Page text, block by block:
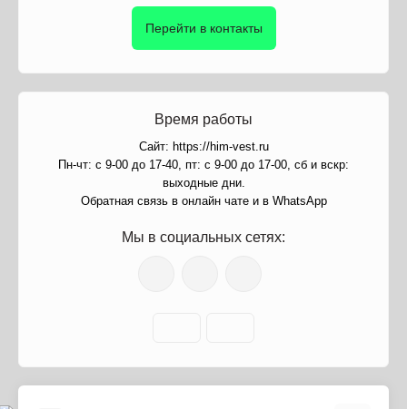
Перейти в контакты
Время работы
Сайт: https://him-vest.ru
Пн-чт: с 9-00 до 17-40, пт: с 9-00 до 17-00, сб и вскр:
выходные дни.
Обратная связь в онлайн чате и в WhatsApp
Мы в социальных сетях: